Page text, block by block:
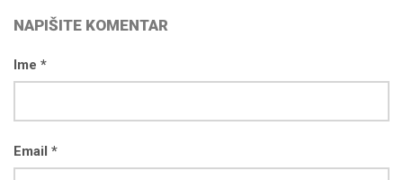
NAPIŠITE KOMENTAR
Ime *
Email *